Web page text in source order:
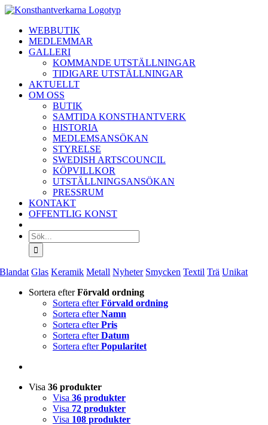
Fortsätt
innehålletWEBBUTIK
MEDLEMMAR
GALLERI
KOMMANDE UTSTÄLLNINGAR
TIDIGARE UTSTÄLLNINGAR
AKTUELLT
OM OSS
BUTIK
SAMTIDA KONSTHANTVERK
HISTORIA
MEDLEMSANSÖKAN
STYRELSE
SWEDISH ARTSCOUNCIL
KÖPVILLKOR
UTSTÄLLNINGSANSÖKAN
PRESSRUM
KONTAKT
OFFENTLIG KONST
Sök
efter:
Blandat Glas Keramik Metall Nyheter Smycken Textil Trä Unikat
Sortera efterFörvald ordning
Sortera efterFörvald ordning
Sortera efterNamn
Sortera efterPris
Sortera efterDatum
Sortera efterPopularitet
Visa 36 produkter
Visa 36 produkter
Visa 72 produkter
Visa 108 produkter